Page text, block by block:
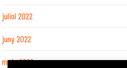
juliol 2022
juny 2022
maig 2022